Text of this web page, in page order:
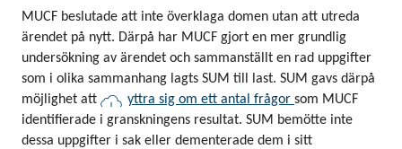
MUCF beslutade att inte överklaga domen utan att utreda
ärendet på nytt. Därpå har MUCF gjort en mer grundlig
undersökning av ärendet och sammanställt en rad uppgifter
som i olika sammanhang lagts SUM till last. SUM gavs därpå
möjlighet att
yttra sig om ett antal frågor som MUCF
identifierade i granskningens resultat. SUM bemötte inte
dessa uppgifter i sak eller dementerade dem i sitt